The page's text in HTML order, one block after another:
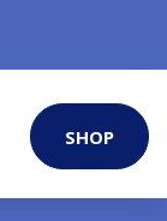
SHOP